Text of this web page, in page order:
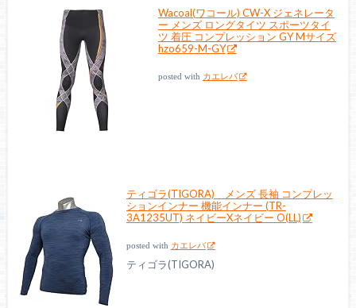
Wacoal(ワコール) CW-X ジェネレータ
ー メンズ ロングタイツ スポーツタイ
ツ 着圧 コンプレッション GY Mサイズ
hzo659-M-GY
posted with カエレバ
ティゴラ(TIGORA) メンズ 長袖 コンプレッ
ションインナー 機能インナー (TR-
3A1235UT) ネイビーXネイビー O(LL)
posted with カエレバ
ティゴラ(TIGORA)